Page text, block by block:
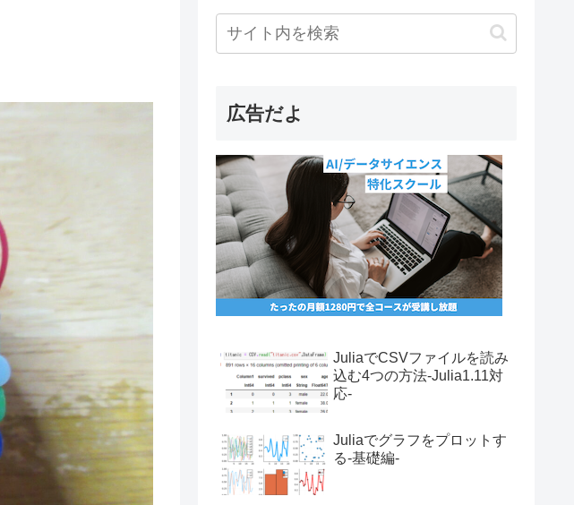
広告だよ
JuliaでCSVファイルを読み
込む4つの方法-Julia1.11対
応-
Juliaでグラフをプロットす
る-基礎編-